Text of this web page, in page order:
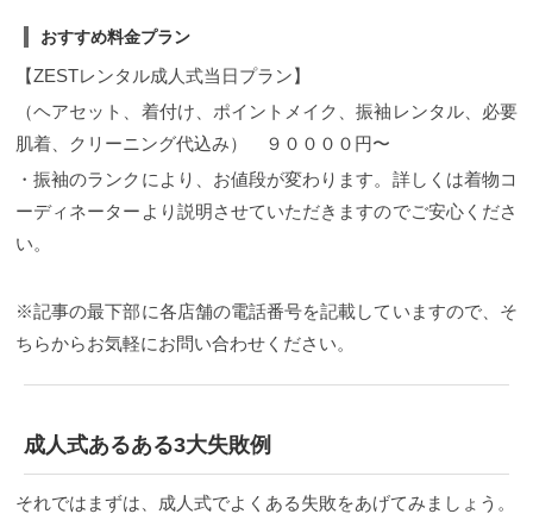
おすすめ料金プラン
【ZESTレンタル成人式当日プラン】
（ヘアセット、着付け、ポイントメイク、振袖レンタル、必要
肌着、クリーニング代込み） ９００００円〜
・振袖のランクにより、お値段が変わります。詳しくは着物コ
ーディネーターより説明させていただきますのでご安心くださ
い。
※記事の最下部に各店舗の電話番号を記載していますので、そ
ちらからお気軽にお問い合わせください。
成人式あるある3大失敗例
それではまずは、成人式でよくある失敗をあげてみましょう。